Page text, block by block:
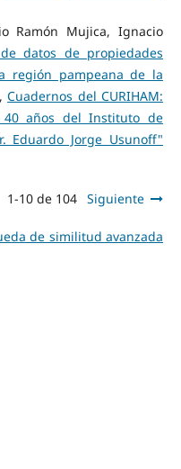
Ramón Mujica, Ignacio
datos de propiedades
región pampeana de la
,Cuadernos del CURIHAM:
40 años del Instituto de
Eduardo Jorge Usunoff"
1-10 de 104 Siguiente
de similitud avanzada